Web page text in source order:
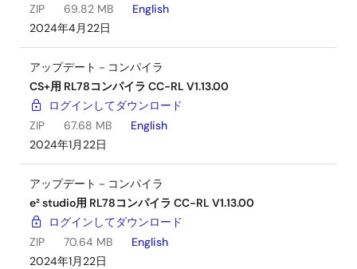
ZIP
69.82 MB
English
2024年4月22日
アップデート－コンパイラ
CS+用 RL78コンパイラ CC-RL V1.13.00
ログインしてダウンロード
ZIP
67.68 MB
English
2024年1月22日
アップデート－コンパイラ
e² studio用 RL78コンパイラ CC-RL V1.13.00
ログインしてダウンロード
ZIP
70.64 MB
English
2024年1月22日